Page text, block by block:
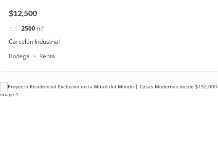
$12,500
2500 m²
Carcelen Industrial
Bodega
Renta